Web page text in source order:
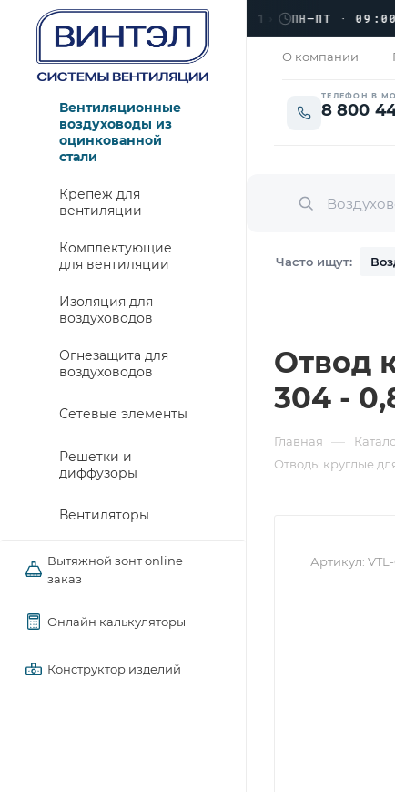
ЛЮБЕРЦЫ, УЛ. КРАСНАЯ 1 ПН–ПТ · 09:00 →
О компании
ТЕЛЕФОН В
8 800
Часто ищут:
Вентиляционные
воздуховоды из
оцинкованной
стали
Крепеж для
вентиляции
Комплектующие
для вентиляции
Изоляция для
воздуховодов
Огнезащита для
воздуховодов
Сетевые элементы
Решетки и
диффузоры
Вентиляторы
Вытяжной зонт online
заказ
Онлайн калькуляторы
Конструктор изделий
Отвод
304 -
Главная —
Отводы круглые
Артикул: